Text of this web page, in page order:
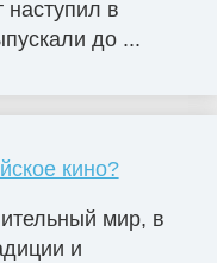
наступил в
до ...
кино?
мир, в
и